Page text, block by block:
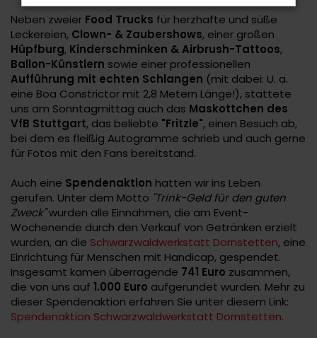
Neben zweier Food Trucks für herzhafte und süße
Leckereien, Clown- & Zaubershows, einer großen
Hüpfburg, Kinderschminken & Airbrush-Tattoos,
Ballon-Künstlern sowie einer professionellen
Aufführung mit echten Schlangen (mit dabei: U. a.
eine Boa Constrictor mit 2,8 Metern Länge!), stattete
uns am Sonntagmittag auch das Maskottchen des
VfB Stuttgart, das beliebte "Fritzle", einen Besuch ab,
bei dem es fleißig Autogramme schrieb und auch gerne
für Fotos mit den Fans bereitstand.
Auch eine Spendenaktion hatten wir ins Leben
gerufen. Unter dem Motto "Trink-Geld für den guten
Zweck"wurden alle Einnahmen, die am Event-
Wochenende durch den Verkauf von Getränken erzielt
wurden, an die Schwarzwaldwerkstatt Dornstetten, eine
Einrichtung für Menschen mit Handicap, gespendet.
Insgesamt kamen überragende 741 Euro zusammen,
die von uns auf 1.000 Euro aufgerundet wurden. Mehr zu
dieser Spendenaktion erfahren Sie unter diesem Link:
Spendenaktion Schwarzwaldwerkstatt Dornstetten.